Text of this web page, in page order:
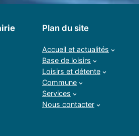
Plan du site
Accueil et actualités
Base de loisirs
Loisirs et détente
Commune
Services
Nous contacter